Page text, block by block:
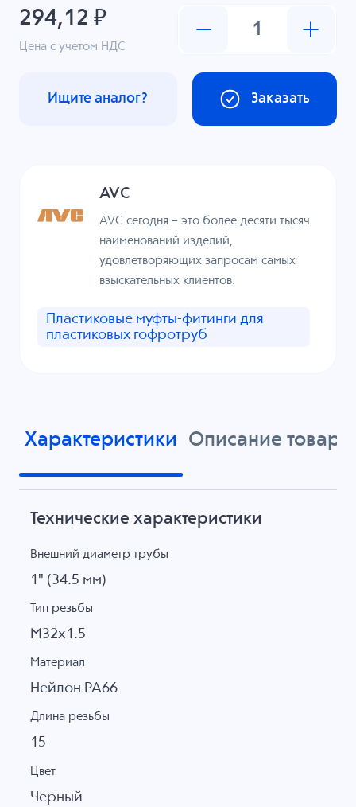
294,12 ₽
Цена с учетом НДС
Заказать
Ищите аналог?
AVC
AVC сегодня – это более десяти тысяч
наименований изделий,
удовлетворяющих запросам самых
взыскательных клиентов.
Пластиковые муфты-фитинги для
пластиковых гофротруб
Характеристики Описание товара
Технические характеристики
Внешний диаметр трубы
1" (34.5 мм)
Тип резьбы
M32x1.5
Материал
Нейлон PA66
Длина резьбы
15
Цвет
Черный